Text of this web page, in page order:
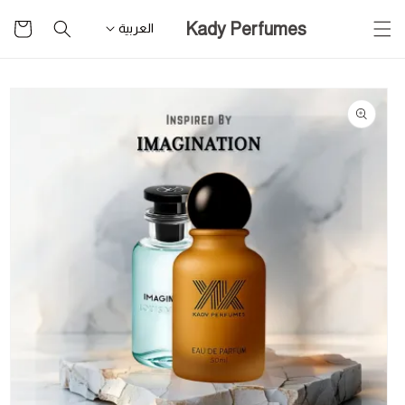
للمحتوى
Kady Perfumes العربية
التسوق
تخطى
لمعلومات
المنتج